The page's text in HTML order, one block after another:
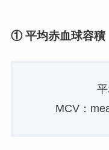
① 平均赤血球容積
MCV：